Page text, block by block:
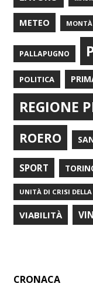
METEO MONTÀ
PALLAPUGNO
POLITICA
REGIONE
ROERO
SPORT
UNITÀ DI CRISI
VIABILITÀ
CRONACA